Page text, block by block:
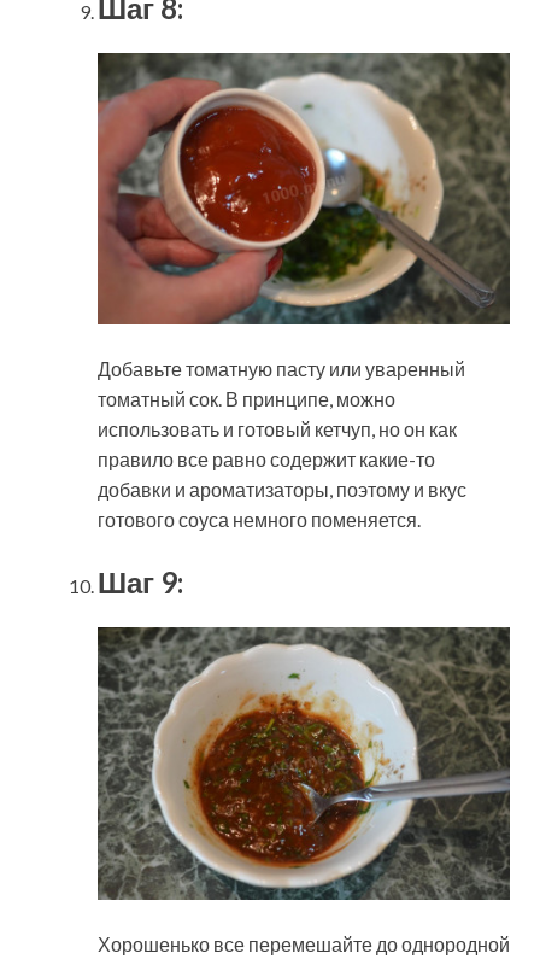
Шаг 8:
Добавьте томатную пасту или уваренный
томатный сок. В принципе, можно
использовать и готовый кетчуп, но он как
правило все равно содержит какие-то
добавки и ароматизаторы, поэтому и вкус
готового соуса немного поменяется.
Шаг 9:
Хорошенько все перемешайте до однородной